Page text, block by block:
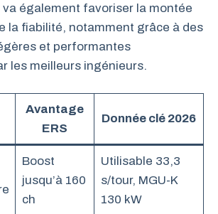
également favoriser la montée
la fiabilité, notamment grâce à des
et performantes
les meilleurs ingénieurs.
Avantage
ERS
Donnée clé 2026
Boost
jusqu’à 160
ch
Utilisable 33,3
s/tour, MGU-K
130 kW